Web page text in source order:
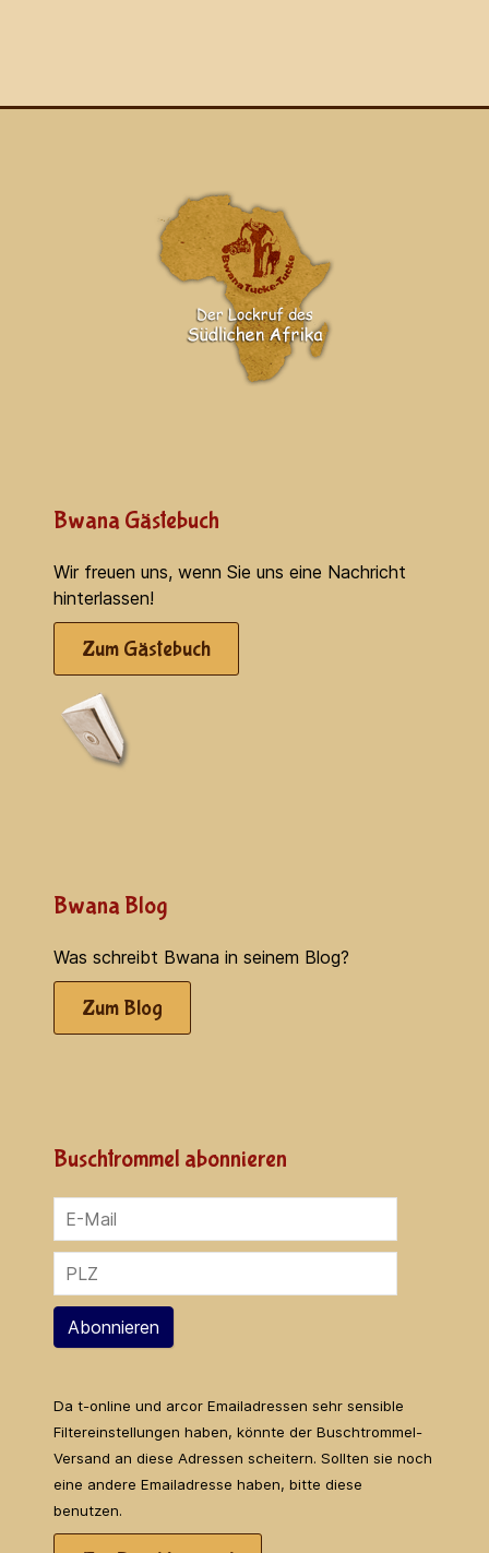
Bwana Gästebuch
Wir freuen uns, wenn Sie uns eine Nachricht
hinterlassen!
Zum Gästebuch
Bwana Blog
Was schreibt Bwana in seinem Blog?
Zum Blog
Buschtrommel abonnieren
Abonnieren
Da t-online und arcor Emailadressen sehr sensible
Filtereinstellungen haben, könnte der Buschtrommel-
Versand an diese Adressen scheitern. Sollten sie noch
eine andere Emailadresse haben, bitte diese
benutzen.